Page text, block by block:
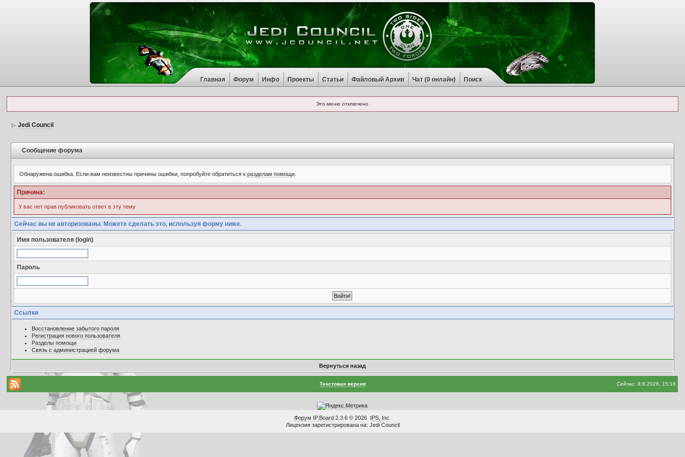
Главная Форум Инфо Проекты Статьи Файловый Архив Чат (0онлайн) Поиск
Это меню отключено
Jedi Council
Сообщение форума
Обнаружена ошибка. Если вам неизвестны причины ошибки, попробуйте обратиться к разделам помощи.
Причина:
У вас нет прав публиковать ответ в эту тему
Сейчас вы не авторизованы. Можете сделать это, используя форму ниже.
Имя пользователя (login)
Пароль
Ссылки
Восстановление забытого пароля
Регистрация нового пользователя
Разделы помощи
Связь с администрацией форума
Вернуться назад
Текстовая версия Сейчас: 8.8.2026, 15:16
Форум IP.Board 2.3.6 © 2026 IPS, Inc
Лицензия зарегистрирована на: Jedi Council